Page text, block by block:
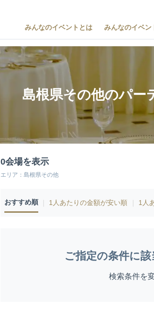
みんなのイベントとは みんなのイベン
島根県その他のパー
0会場を表示
エリア：島根県その他
おすすめ順 1人あたりの金額が安い順 1人
ご指定の条件に
検索条件を